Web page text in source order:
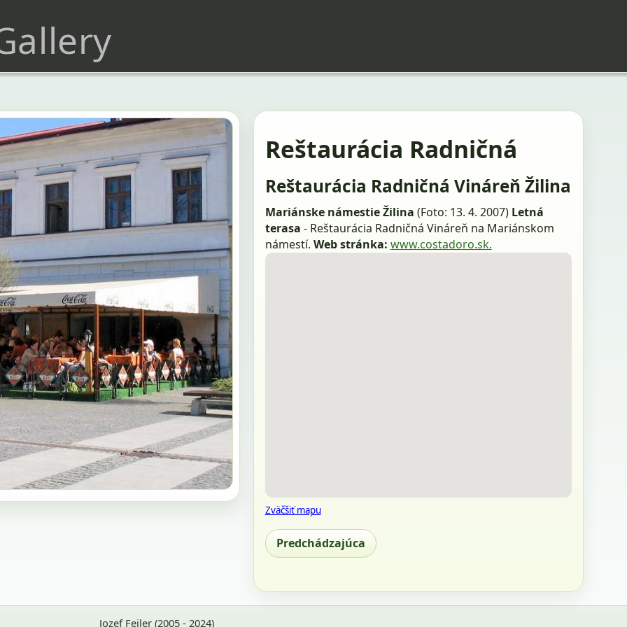
Reštaurácia Radničná
Reštaurácia Radničná Vináreň Žilina
Mariánske námestie Žilina (Foto: 13. 4. 2007) Letná
terasa - Reštaurácia Radničná Vináreň na Mariánskom
námestí. Web stránka: www.costadoro.sk.
Zväčšiť mapu
Predchádzajúca
Jozef Feiler (2005 - 2024)